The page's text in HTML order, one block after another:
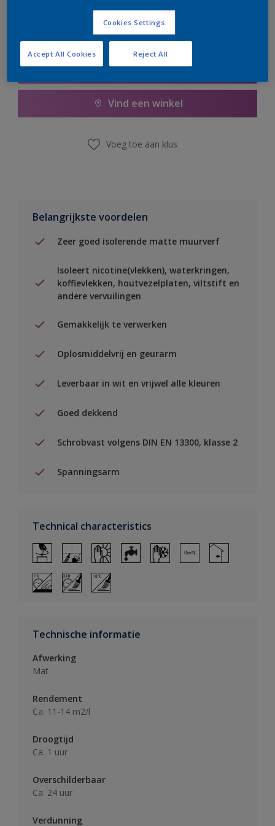
Boodschappenlijst
Vind een winkel
Voeg toe aan klus
Belangrijkste voordelen
Zeer goed isolerende matte muurverf
Isoleert nicotine(vlekken), waterkringen,
koffievlekken, houtvezelplaten, viltstift en
andere vervuilingen
Gemakkelijk te verwerken
Oplosmiddelvrij en geurarm
Leverbaar in wit en vrijwel alle kleuren
Goed dekkend
Schrobvast volgens DIN EN 13300, klasse 2
Spanningsarm
Technical characteristics
Technische informatie
Afwerking
Mat
Rendement
Ca. 11-14 m2/l
Droogtijd
Ca. 1 uur
Overschilderbaar
Ca. 24 uur
Verdunning
Cookies Settings
Reject All
Accept All Cookies